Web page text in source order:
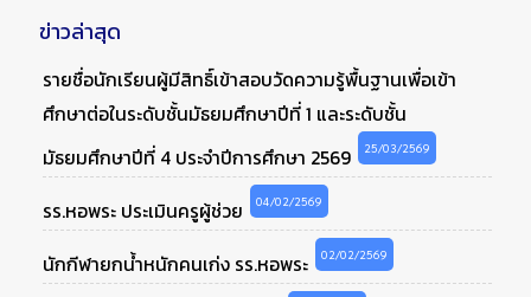
ข่าวล่าสุด
รายชื่อนักเรียนผู้มีสิทธิ์เข้าสอบวัดความรู้พื้นฐานเพื่อเข้า
ศึกษาต่อในระดับชั้นมัธยมศึกษาปีที่ 1 และระดับชั้น
มัธยมศึกษาปีที่ 4 ประจำปีการศึกษา 2569
25/03/2569
รร.หอพระ ประเมินครูผู้ช่วย 04/02/2569
นักกีฬายกน้ำหนักคนเก่ง รร.หอพระ 02/02/2569